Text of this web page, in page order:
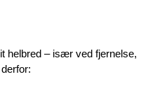
helbred – især ved fjernelse,